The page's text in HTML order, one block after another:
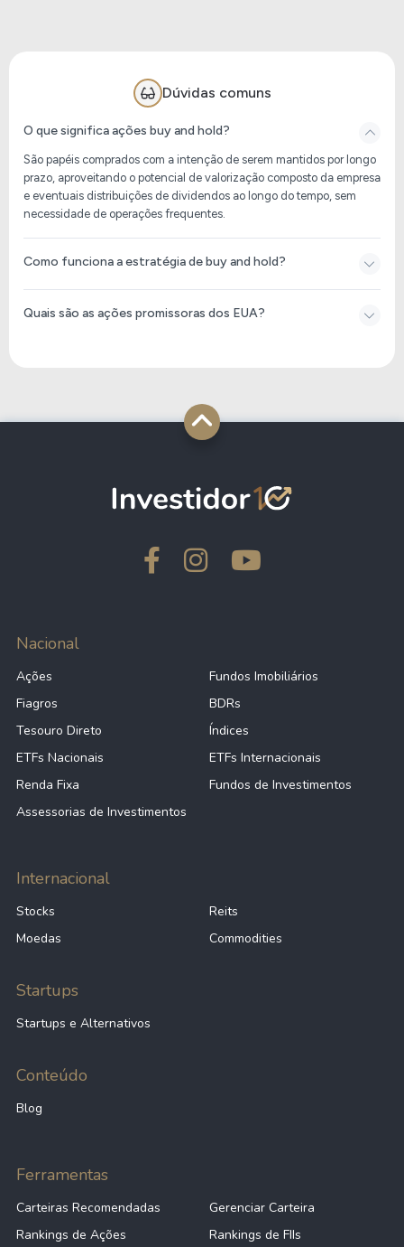
Dúvidas comuns
O que significa ações buy and hold?
São papéis comprados com a intenção de serem mantidos por longo
prazo, aproveitando o potencial de valorização composto da empresa
e eventuais distribuições de dividendos ao longo do tempo, sem
necessidade de operações frequentes.
Como funciona a estratégia de buy and hold?
Quais são as ações promissoras dos EUA?
Nacional
Ações
Fundos Imobiliários
Fiagros
BDRs
Tesouro Direto
Índices
ETFs Nacionais
ETFs Internacionais
Renda Fixa
Fundos de Investimentos
Assessorias de Investimentos
Internacional
Stocks
Reits
Moedas
Commodities
Startups
Startups e Alternativos
Conteúdo
Blog
Ferramentas
Carteiras Recomendadas
Gerenciar Carteira
Rankings de Ações
Rankings de FIIs